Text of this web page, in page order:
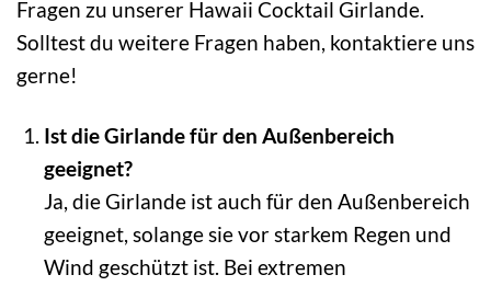
Fragen zu unserer Hawaii Cocktail Girlande.
Solltest du weitere Fragen haben, kontaktiere uns
gerne!
Ist die Girlande für den Außenbereich
geeignet?
Ja, die Girlande ist auch für den Außenbereich
geeignet, solange sie vor starkem Regen und
Wind geschützt ist. Bei extremen